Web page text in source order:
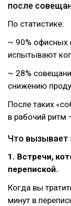
после
По статистике:
~ 90% офисных
испытывают
~ 28%
снижению
После таких
в рабочий ритм
Что вызывает
1. Встречи,
перепиской.
Когда вы
минут в